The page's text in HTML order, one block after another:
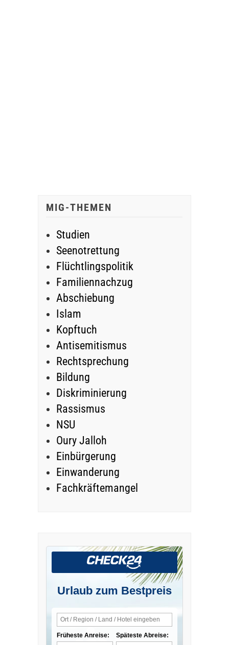
MIG-THEMEN
Studien
Seenotrettung
Flüchtlingspolitik
Familiennachzug
Abschiebung
Islam
Kopftuch
Antisemitismus
Rechtsprechung
Bildung
Diskriminierung
Rassismus
NSU
Oury Jalloh
Einbürgerung
Einwanderung
Fachkräftemangel
Urlaub zum Bestpreis
Früheste Anreise: Späteste Abreise: